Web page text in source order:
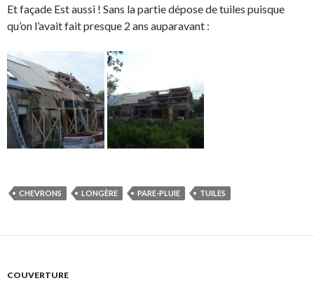
Et façade Est aussi ! Sans la partie dépose de tuiles puisque
qu’on l’avait fait presque 2 ans auparavant :
CHEVRONS LONGÈRE PARE-PLUIE TUILES
COUVERTURE